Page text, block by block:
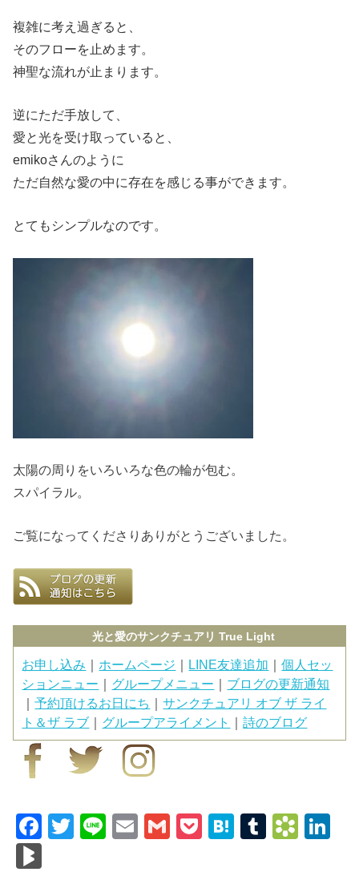
複雑に考え過ぎると、
そのフローを止めます。
神聖な流れが止まります。
逆にただ手放して、
愛と光を受け取っていると、
emikoさんのように
ただ自然な愛の中に存在を感じる事ができます。
とてもシンプルなのです。
太陽の周りをいろいろな色の輪が包む。
スパイラル。
ご覧になってくださりありがとうございました。
光と愛のサンクチュアリ True Light
お申し込み ｜ ホームページ ｜ LINE友達追加 ｜個人セッ
ションニュー ｜ グループメニュー ｜ ブログの更新通知
｜予約頂けるお日にち ｜サンクチュアリ オブ ザ ライ
ト＆ザ ラブ ｜ グループアライメント ｜詩のブログ
F
T
Li
E
G
P
H
T
B